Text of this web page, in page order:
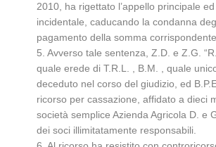
2010, ha rigettato l’appello principale
incidentale, caducando la condanna
pagamento della somma
5. Avverso tale sentenza, Z.D. e Z.G.
quale erede di T.R.L. , B.M. , quale
deceduto nel corso del giudizio, ed
ricorso per cassazione, affidato a dieci
società semplice Azienda Agricola D. e
dei soci illimitatamente responsabili.